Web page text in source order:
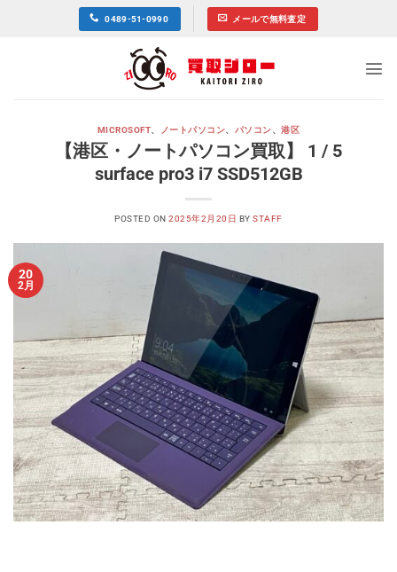
0489-51-0990 メールで無料査定
MICROSOFT ノートパソコン パソコン 、港区
【港区・ノートパソコン買取】 1 / 5
surface pro3 i7 SSD512GB
POSTED ON2025年2月20日 BYSTAFF
20
2月